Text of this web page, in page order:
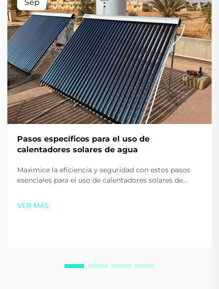
Sep
Pasos específicos para el uso de
calentadores solares de agua
Maximice la eficiencia y seguridad con estos pasos
esenciales para el uso de calentadores solares de
arranque, uso diario y calefacción auxiliar. Empiece a
ahorrar en energía hoy.
VER MÁS